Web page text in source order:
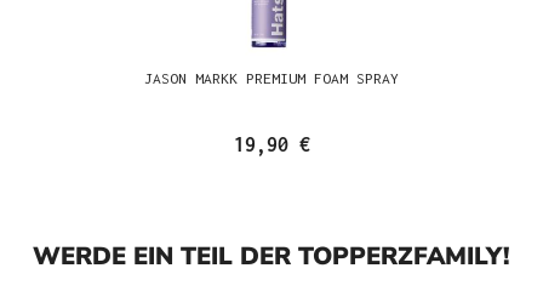
JASON MARKK PREMIUM FOAM SPRAY
19,90 €
WERDE EIN TEIL DER TOPPERZFAMILY!